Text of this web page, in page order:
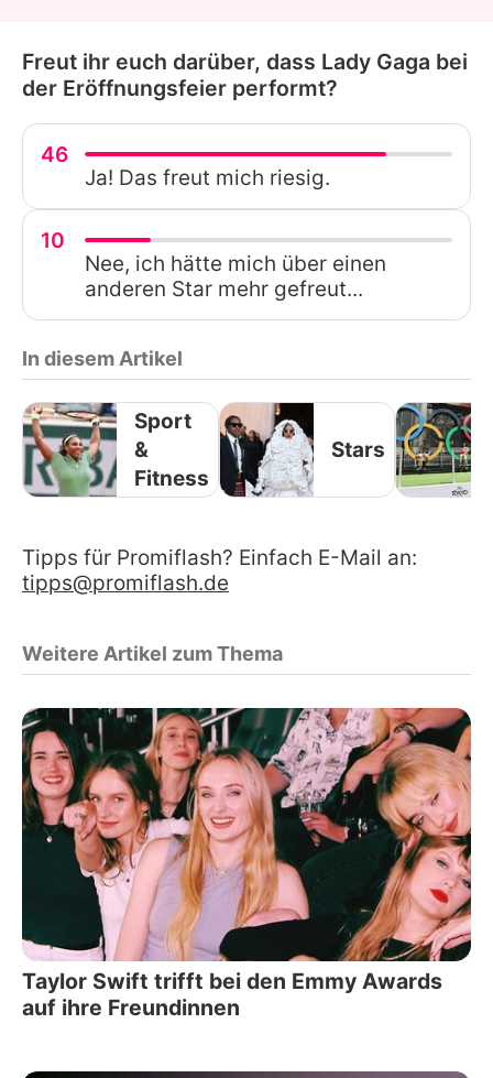
Freut ihr euch darüber, dass Lady Gaga bei
der Eröffnungsfeier performt?
46
Ja! Das freut mich riesig.
10
Nee, ich hätte mich über einen
anderen Star mehr gefreut...
In diesem Artikel
Sport
&
Fitness
Stars
Tipps für Promiflash? Einfach E-Mail an:
tipps@promiflash.de
Weitere Artikel zum Thema
Taylor Swift trifft bei den Emmy Awards
auf ihre Freundinnen